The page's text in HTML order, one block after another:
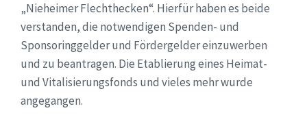
„Nieheimer Flechthecken“. Hierfür haben es beide
verstanden, die notwendigen Spenden- und
Sponsoringgelder und Fördergelder einzuwerben
und zu beantragen. Die Etablierung eines Heimat-
und Vitalisierungsfonds und vieles mehr wurde
angegangen.